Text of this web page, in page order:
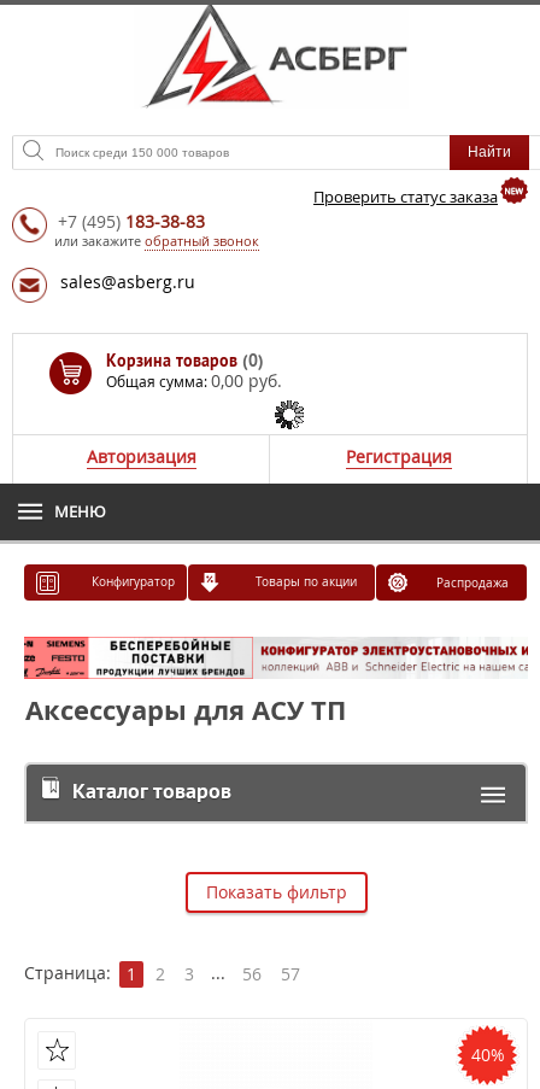
Проверить статус заказа
+7 (495) 183-38-83
или закажите обратный звонок
sales@asberg.ru
Корзина товаров (0)
Общая сумма:0,00 руб.
Авторизация Регистрация
МЕНЮ
Конфигуратор Товары по акции Распродажа
Аксессуары для АСУ ТП
Каталог товаров
Показать фильтр
Страница: 1 2 3 ... 56 57
40%